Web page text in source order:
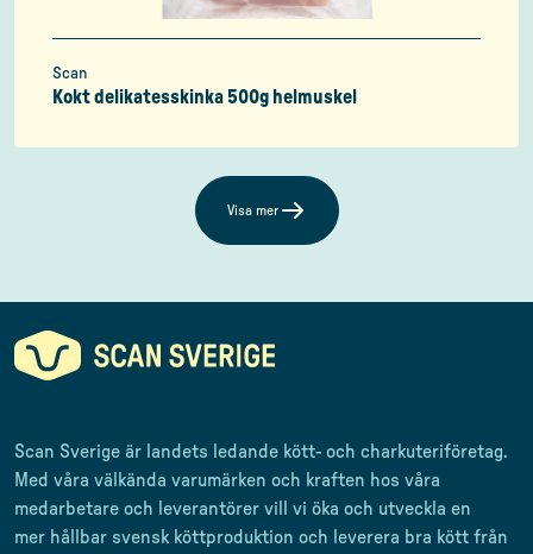
Scan
Kokt delikatesskinka 500g helmuskel
Visa mer
Scan Sverige är landets ledande kött- och charkuteriföretag.
Med våra välkända varumärken och kraften hos våra
medarbetare och leverantörer vill vi öka och utveckla en
mer hållbar svensk köttproduktion och leverera bra kött från